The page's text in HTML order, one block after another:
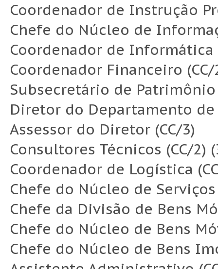
Coordenador de Instrução
Chefe do Núcleo de
Coordenador de Informática
Coordenador Financeiro (CC/
Subsecretário de Patrimônio
Diretor do Departamento de
Assessor do Diretor (CC/3)
Consultores Técnicos (CC/2)
Coordenador de Logística
Chefe do Núcleo de
Chefe da Divisão de Bens
Chefe do Núcleo de Bens
Chefe do Núcleo de Bens